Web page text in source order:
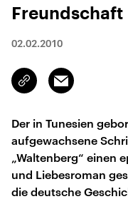
Freundschaft
02.02.2010
Link
kopieren/teilen
Email
Der in Tunesien
aufgewachsene
„Waltenberg“ einen
und Liebesroman
die deutsche